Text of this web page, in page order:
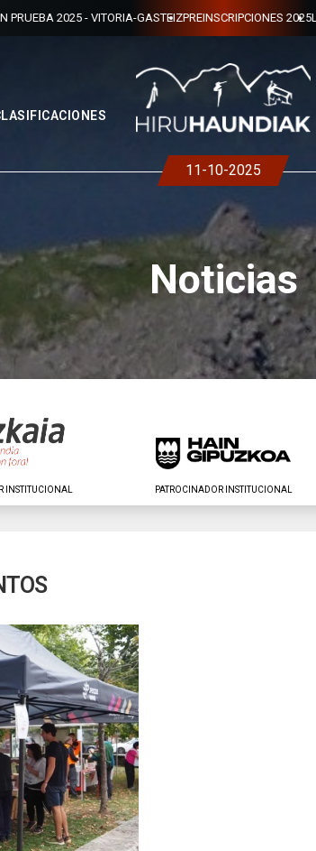
2025 - VITORIA-GASTEIZPREINSCRIPCIONES 2025LA
11-10-2025
Noticias
INSTITUCIONAL PATROCINADOR INSTITUCIONAL